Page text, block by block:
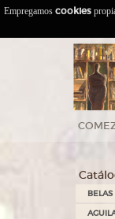
BELAS
Empregamos cookies